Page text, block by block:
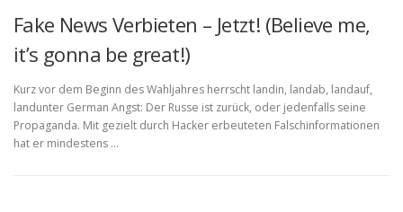
Fake News Verbieten – Jetzt! (Believe me,
it’s gonna be great!)
Kurz vor dem Beginn des Wahljahres herrscht landin, landab, landauf,
landunter German Angst: Der Russe ist zurück, oder jedenfalls seine
Propaganda. Mit gezielt durch Hacker erbeuteten Falschinformationen
hat er mindestens …